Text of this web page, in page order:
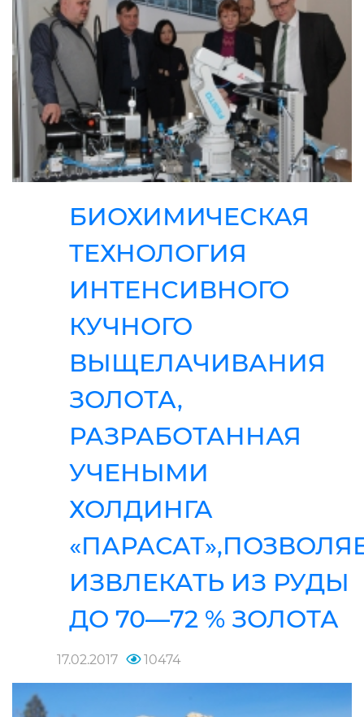
БИОХИМИЧЕСКАЯ
ТЕХНОЛОГИЯ
ИНТЕНСИВНОГО
КУЧНОГО
ВЫЩЕЛАЧИВАНИЯ
ЗОЛОТА,
РАЗРАБОТАННАЯ
УЧЕНЫМИ
ХОЛДИНГА
ИЗВЛЕКАТЬ ИЗ РУДЫ
ДО 70—72 % ЗОЛОТА
17.02.2017 10474